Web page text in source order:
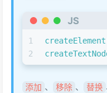
JS
1
2
createElement
添加 、 移除 、 替换